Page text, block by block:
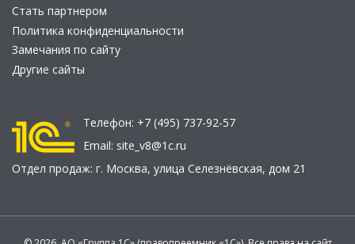
Стать партнером
Политика конфиденциальности
Замечания по сайту
Другие сайты
Телефон: +7 (495) 737-92-57
Email: site_v8@1c.ru
Отдел продаж: г. Москва, улица Селезнёвская, дом 21